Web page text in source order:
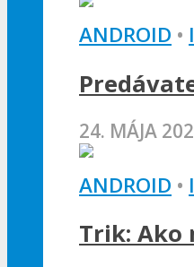
ANDROID •
24. MÁJA
ANDROID •
Trik: Ako